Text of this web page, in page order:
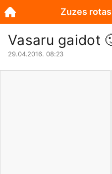
Vasaru gaidot
29.04.2016. 08:23
Zuzes